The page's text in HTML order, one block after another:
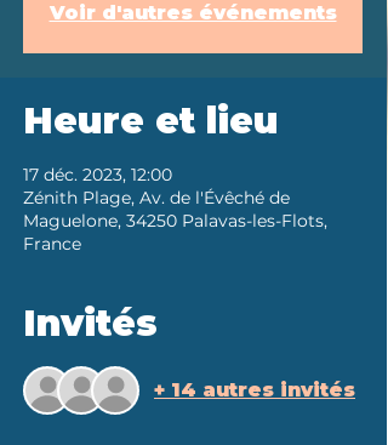
Voir d'autres événements
Heure et lieu
17 déc. 2023, 12:00
Zénith Plage, Av. de l'Évêché de
Maguelone, 34250 Palavas-les-Flots,
France
Invités
+ 14 autres invités